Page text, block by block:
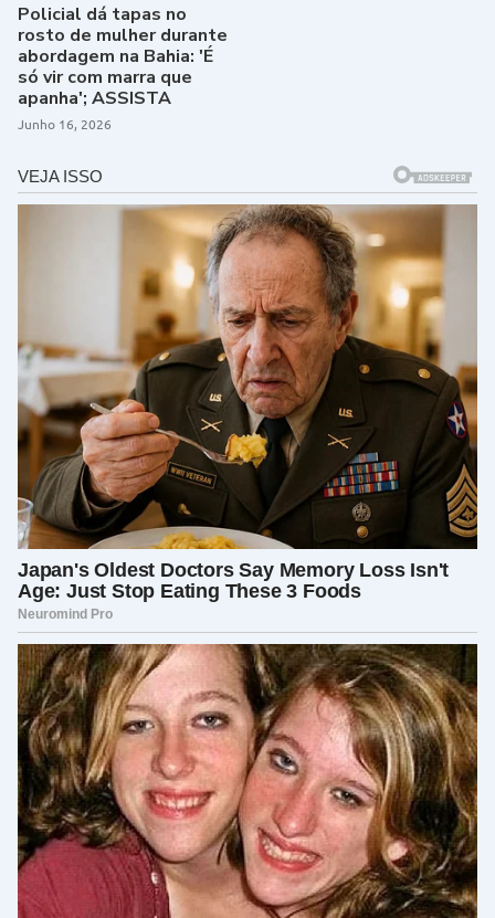
Policial dá tapas no
rosto de mulher durante
abordagem na Bahia: 'É
só vir com marra que
apanha'; ASSISTA
Junho 16, 2026